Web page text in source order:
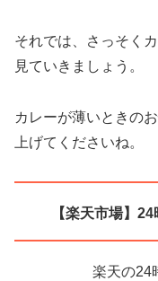
それでは、さっそく
見ていきましょう。
カレーが薄いときの
上げてくださいね。
【楽天市場】
楽天の24